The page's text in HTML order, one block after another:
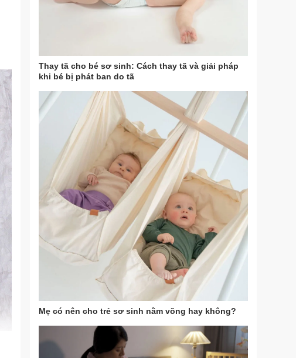
Thay tã cho bé sơ sinh: Cách thay tã và giải pháp
khi bé bị phát ban do tã
Mẹ có nên cho trẻ sơ sinh nằm võng hay không?